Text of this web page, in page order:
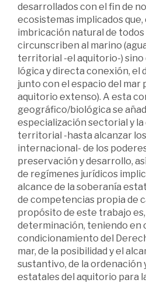
desarrollados con el fin de
ecosistemas implicados
imbricación natural de todos
circunscriben al marino
territorial -el aquitorio-) sino
lógica y directa conexión, el
junto con el espacio del mar
aquitorio extenso). A esta
geográfico/biológica se
especialización sectorial y
territorial -hasta alcanzar
internacional- de los
preservación y desarrollo,
de regímenes jurídicos
alcance de la soberanía
de competencias propia de
propósito de este trabajo
determinación, teniendo en
condicionamiento del
mar, de la posibilidad y el
sustantivo, de la ordenación
estatales del aquitorio para